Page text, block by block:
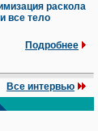
раскола
все тело
Подробнее
Все интервью